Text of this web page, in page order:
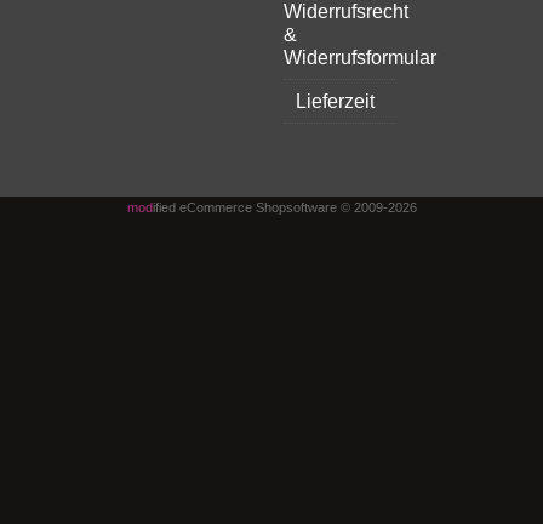
Widerrufsrecht
&
Widerrufsformular
Lieferzeit
modified eCommerce Shopsoftware © 2009-2026